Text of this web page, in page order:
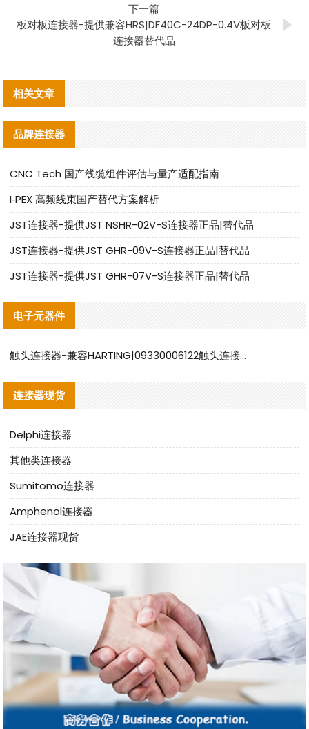
下一篇
板对板连接器-提供兼容HRS|DF40C-24DP-0.4V板对板
连接器替代品
相关文章
品牌连接器
CNC Tech 国产线缆组件评估与量产适配指南
I‑PEX 高频线束国产替代方案解析
JST连接器-提供JST NSHR-02V-S连接器正品|替代品
JST连接器-提供JST GHR-09V-S连接器正品|替代品
JST连接器-提供JST GHR-07V-S连接器正品|替代品
电子元器件
触头连接器-兼容HARTING|09330006122触头连接器替代品说明
连接器现货
Delphi连接器
其他类连接器
Sumitomo连接器
Amphenol连接器
JAE连接器现货